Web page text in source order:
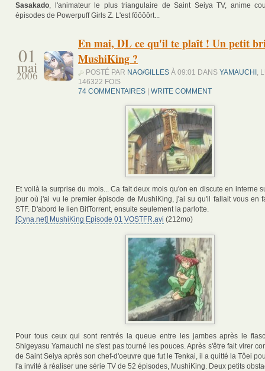
Sasakado, l'animateur le plus triangulaire de Saint Seiya TV, anime
épisodes de Powerpuff Girls Z. L'est fôôôôrt...
01
mai
2006
En mai, DL ce qu'il te plaît ! Un petit
MushiKing ?
POSTÉ PAR NAO/GILLES À 09:01 DANS YAMAUCHI ,
146322 FOIS
74 COMMENTAIRES
WRITE COMMENT
Et voilà la surprise du mois... Ca fait deux mois qu'on en discute en interne
jour où j'ai vu le premier épisode de MushiKing, j'ai su qu'il fallait vous en
STF. D'abord le lien BitTorrent, ensuite seulement la parlotte.
[Cyna.net] MushiKing Episode 01 VOSTFR.avi (212mo)
Pour tous ceux qui sont rentrés la queue entre les jambes après le
Shigeyasu Yamauchi ne s'est pas tourné les pouces. Après s'être fait virer
de Saint Seiya après son chef-d'oeuvre que fut le Tenkai, il a quitté la Tôei
l'a invité à réaliser une série TV de 52 épisodes, MushiKing. Deux petits